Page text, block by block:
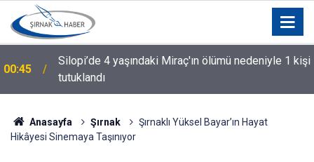
00:45
Silopi’de 4 yaşındaki Miraç'ın ölümü nedeniyle 1 kişi
tutuklandı
Anasayfa Şırnak
Şırnaklı Yüksel Bayar’ın Hayat
Hikâyesi Sinemaya Taşınıyor